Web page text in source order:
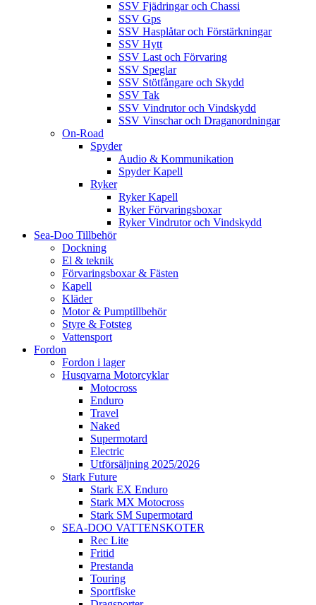
SSV Fjädringar och Chassi
SSV Gps
SSV Hasplåtar och Förstärkningar
SSV Hytt
SSV Last och Förvaring
SSV Speglar
SSV Stötfångare och Skydd
SSV Tak
SSV Vindrutor och Vindskydd
SSV Vinschar och Draganordningar
On-Road
Spyder
Audio & Kommunikation
Spyder Kapell
Ryker
Ryker Kapell
Ryker Förvaringsboxar
Ryker Vindrutor och Vindskydd
Sea-Doo Tillbehör
Dockning
El & teknik
Förvaringsboxar & Fästen
Kapell
Kläder
Motor & Pumptillbehör
Styre & Fotsteg
Vattensport
Fordon
Fordon i lager
Husqvarna Motorcyklar
Motocross
Enduro
Travel
Naked
Supermotard
Electric
Utförsäljning 2025/2026
Stark Future
Stark EX Enduro
Stark MX Motocross
Stark SM Supermotard
SEA-DOO VATTENSKOTER
Rec Lite
Fritid
Prestanda
Touring
Sportfiske